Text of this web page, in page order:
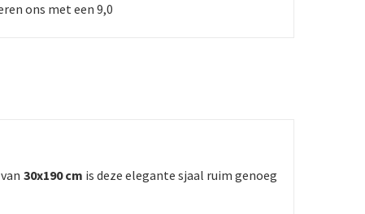
ons met een 9,0
30x190 cm is deze elegante sjaal ruim genoeg